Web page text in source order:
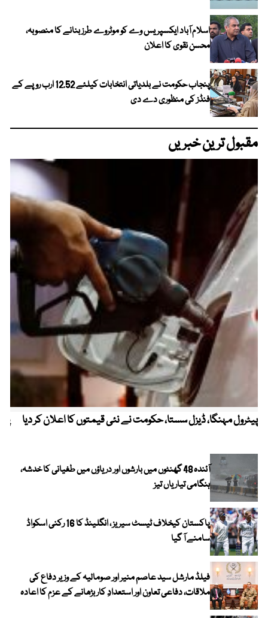
اسلام آباد ایکسپریس وے کو موٹروے طرز بنانے کا منصوبہ،
محسن نقوی کا اعلان
پنجاب حکومت نے بلدیاتی انتخابات کیلئے 12.52 ارب روپے کے
فنڈز کی منظوری دے دی
مقبول ترین خبریں
پیٹرول مہنگا، ڈیزل سستا، حکومت نے نئی قیمتوں کا اعلان کر دیا
آئندہ 48 گھنٹوں میں بارشوں اور دریاؤں میں طغیانی کا خدشہ،
ہنگامی تیاریاں تیز
پاکستان کیخلاف ٹیسٹ سیریز ، انگلینڈ کا 16 رکنی اسکواڈ
سامنے آ گیا
فیلڈ مارشل سید عاصم منیر اور صومالیہ کے وزیر دفاع کی
ملاقات، دفاعی تعاون اور استعدادِ کار بڑھانے کے عزم کا اعادہ